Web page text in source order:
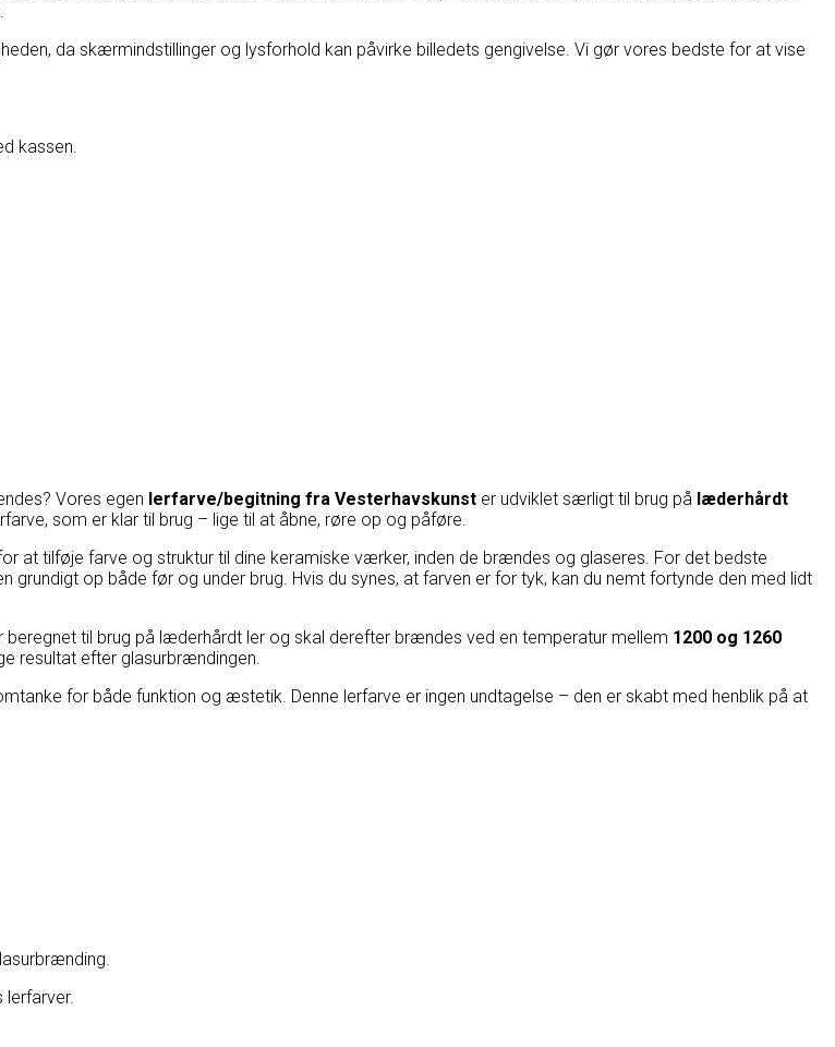
da skærmindstillinger og lysforhold kan påvirke billedets gengivelse. Vi gør vores bedste for at vise
kassen.
Vores egen lerfarve/begitning fra Vesterhavskunst er udviklet særligt til brug på læderhårdt
som er klar til brug – lige til at åbne, røre op og påføre.
at tilføje farve og struktur til dine keramiske værker, inden de brændes og glaseres. For det bedste
op både før og under brug. Hvis du synes, at farven er for tyk, kan du nemt fortynde den med lidt
beregnet til brug på læderhårdt ler og skal derefter brændes ved en temperatur mellem 1200 og 1260
resultat efter glasurbrændingen.
for både funktion og æstetik. Denne lerfarve er ingen undtagelse – den er skabt med henblik på at